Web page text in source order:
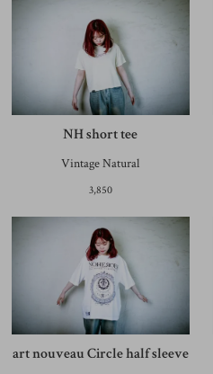
NH short tee
Vintage Natural
3,850
art nouveau Circle half sleeve